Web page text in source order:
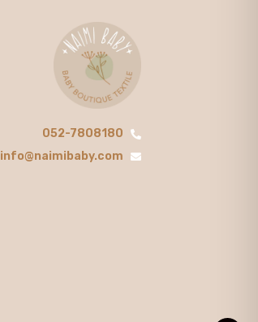
052-7808180
info@naimibaby.com